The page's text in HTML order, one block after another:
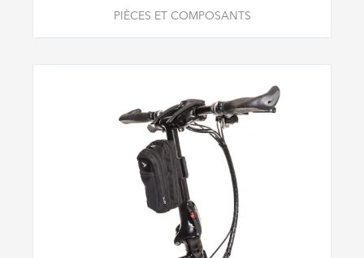
PIÈCES ET COMPOSANTS